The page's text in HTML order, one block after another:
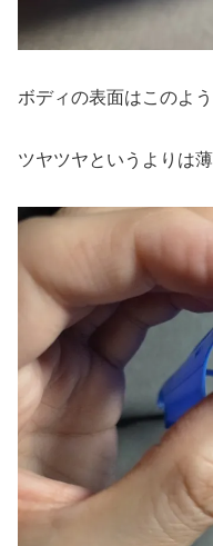
ボディの表面はこのよう
ツヤツヤというよりは